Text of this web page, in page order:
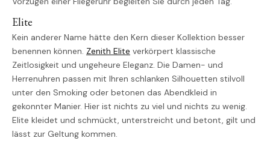
Elite
Kein anderer Name hätte den Kern dieser Kollektion besser
benennen können. Zenith Elite verkörpert klassische
Zeitlosigkeit und ungeheure Eleganz. Die Damen- und
Herrenuhren passen mit Ihren schlanken Silhouetten stilvoll
unter den Smoking oder betonen das Abendkleid in
gekonnter Manier. Hier ist nichts zu viel und nichts zu wenig.
Elite kleidet und schmückt, unterstreicht und betont, gilt und
lässt zur Geltung kommen.